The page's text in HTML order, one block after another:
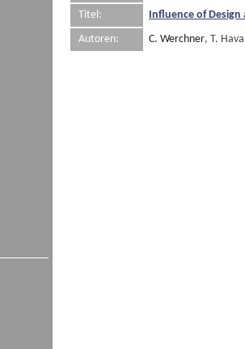
Titel:
Influence of
Autoren:
C. Werchner, T.